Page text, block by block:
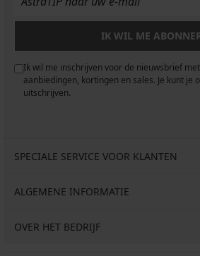
IK WIL ME
Ik wil me inschrijven voor de nieuwsbrief
aanbiedingen, kortingen en sales. Je kunt je
uitschrijven.
SPECIALE SERVICE VOOR KLANTEN
ALGEMENE INFORMATIE
OVER HET BEDRIJF